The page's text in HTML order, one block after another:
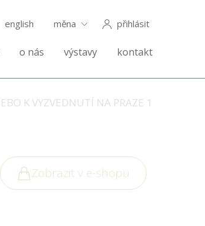
english měna přihlásit
o nás výstavy kontakt
K VYZVEDNUTÍ NA PRAZE 1
Zobrazit v e-shopu